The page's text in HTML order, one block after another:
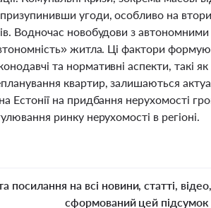
угоди, особливо на
Водночас новобудови з автономними
житла. Ці фактори
та нормативні аспекти, такі
квартир, залишаються
Естонії на придбання нерухомості
ринку нерухомості в регіоні.
посилання на всі новини, статті,
сформований цей підсумок